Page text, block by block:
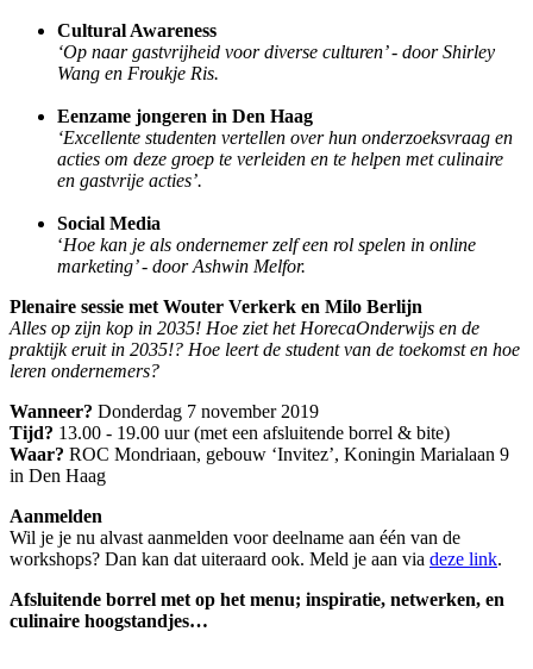
Cultural Awareness
‘Op naar gastvrijheid voor diverse culturen’ - door Shirley
Wang en Froukje Ris.
Eenzame jongeren in Den Haag
‘Excellente studenten vertellen over hun onderzoeksvraag en
acties om deze groep te verleiden en te helpen met culinaire
en gastvrije acties’.
Social Media
‘Hoe kan je als ondernemer zelf een rol spelen in online
marketing’ - door Ashwin Melfor.
Plenaire sessie met Wouter Verkerk en Milo Berlijn
Alles op zijn kop in 2035! Hoe ziet het HorecaOnderwijs en de
praktijk eruit in 2035!? Hoe leert de student van de toekomst en hoe
leren ondernemers?
Wanneer? Donderdag 7 november 2019
Tijd? 13.00 - 19.00 uur (met een afsluitende borrel & bite)
Waar? ROC Mondriaan, gebouw ‘Invitez’, Koningin Marialaan 9
in Den Haag
Aanmelden
Wil je je nu alvast aanmelden voor deelname aan één van de
workshops? Dan kan dat uiteraard ook. Meld je aan via deze link.
Afsluitende borrel met op het menu; inspiratie, netwerken, en
culinaire hoogstandjes…